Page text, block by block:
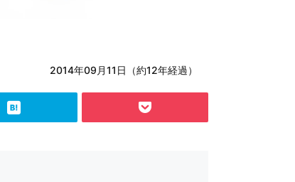
2014年09月11日（約12年経過）